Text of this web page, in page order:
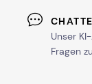
Unser
Fragen